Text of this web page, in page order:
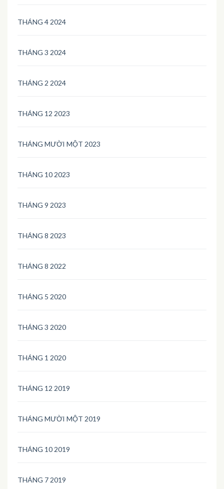
THÁNG 4 2024
THÁNG 3 2024
THÁNG 2 2024
THÁNG 12 2023
THÁNG MƯỜI MỘT 2023
THÁNG 10 2023
THÁNG 9 2023
THÁNG 8 2023
THÁNG 8 2022
THÁNG 5 2020
THÁNG 3 2020
THÁNG 1 2020
THÁNG 12 2019
THÁNG MƯỜI MỘT 2019
THÁNG 10 2019
THÁNG 7 2019